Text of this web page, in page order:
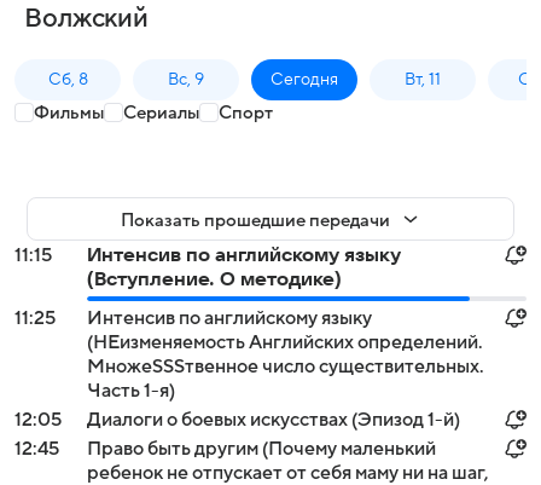
Волжский
Сб, 8 Вс, 9 Сегодня Вт, 11
Фильмы Сериалы Спорт
Показать прошедшие передачи
11:15
Интенсив по английскому языку
(Вступление. О методике)
11:25
Интенсив по английскому языку
(НЕизменяемость Aнглийских определений.
МножeSSSтвенное число существительных.
Часть 1-я)
12:05
Диалоги о боевых искусствах (Эпизод 1-й)
12:45
Право быть другим (Почему маленький
ребенок не отпускает от себя маму ни на шаг,